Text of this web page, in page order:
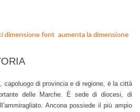
dimensione font aumenta la dimensione
capoluogo di provincia e di regione, è la città
delle Marche. È sede di diocesi, di
Ancona possiede il più ampio